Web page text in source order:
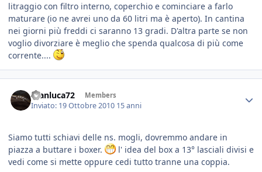
litraggio con filtro interno, coperchio e cominciare a farlo
maturare (io ne avrei uno da 60 litri ma è aperto). In cantina
nei giorni più freddi ci saranno 13 gradi. D'altra parte se non
voglio divorziare è meglio che spenda qualcosa di più come
corrente....
Gianluca72 Members
Inviato: 19 Ottobre 2010 15 anni
Siamo tutti schiavi delle ns. mogli, dovremmo andare in
piazza a buttare i boxer.
l' idea del box a 13° lasciali divisi e
vedi come si mette oppure cedi tutto tranne una coppia.